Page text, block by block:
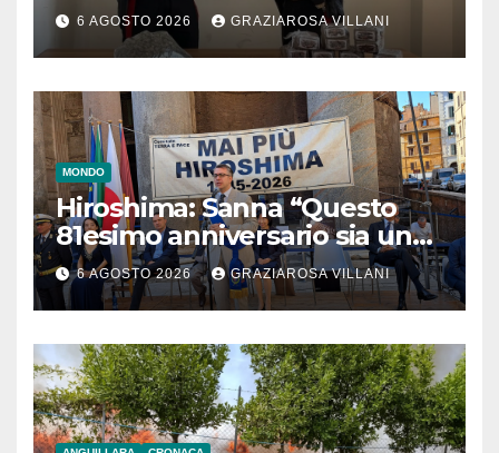
6 AGOSTO 2026 GRAZIAROSA VILLANI
MONDO
Hiroshima: Sanna “Questo
81esimo anniversario sia un
monito per tutti”
6 AGOSTO 2026 GRAZIAROSA VILLANI